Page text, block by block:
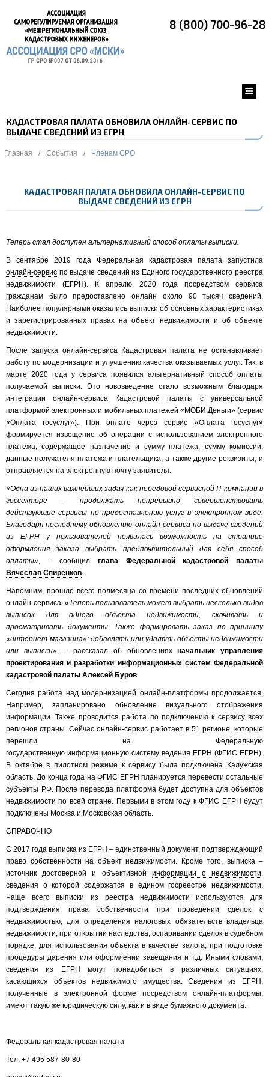
8 (800) 700-96-28
КАДАСТРОВАЯ ПАЛАТА ОБНОВИЛА ОНЛАЙН-СЕРВИС ПО
ВЫДАЧЕ СВЕДЕНИЙ ИЗ ЕГРН
Главная / События / Членам СРО
КАДАСТРОВАЯ ПАЛАТА ОБНОВИЛА ОНЛАЙН-СЕРВИС ПО
ВЫДАЧЕ СВЕДЕНИЙ ИЗ ЕГРН
Теперь стал доступен альтернативный способ оплаты выписки.
В сентябре 2019 года Федеральная кадастровая палата запустила
онлайн-сервис по выдаче сведений из Единого государственного реестра
недвижимости (ЕГРН). К апрелю 2020 года посредством сервиса
гражданам было предоставлено онлайн около 90 тысяч сведений.
Наиболее популярными оказались выписки об основных характеристиках
и зарегистрированных правах на объект недвижимости и об объекте
недвижимости.
После запуска онлайн-сервиса Кадастровая палата не останавливает
работу по модернизации и улучшению качества оказываемых услуг. Так, в
марте 2020 года у сервиса появился альтернативный способ оплаты
получаемой выписки. Это нововведение стало возможным благодаря
интеграции онлайн-сервиса Кадастровой палаты с универсальной
платформой электронных и мобильных платежей «МОБИ.Деньги» (сервис
«Оплата госуслуг»). При оплате через сервис «Оплата госуслуг»
формируется извещение об операции с использованием электронного
платежа, содержащее назначение и сумму платежа, сумму комиссии,
данные получателя платежа и плательщика, а также другие реквизиты, и
отправляется на электронную почту заявителя.
«Одна из наших важнейших задач как передовой сервисной IT-компании в
госсекторе – продолжать непрерывно совершенствовать
действующие сервисы по предоставлению услуг в электронном виде.
Благодаря последнему обновлению онлайн-сервисапо выдаче сведений
из ЕГРН у пользователей появилась возможность на странице
оформления заказа выбрать предпочтительный для себя способ
оплаты», – сообщил глава Федеральной кадастровой палаты
Вячеслав Спиренков.
Напомним, прошло всего полмесяца со времени последних обновлений
онлайн-сервиса. «Теперь пользователь может выбрать несколько видов
выписок для одного объекта недвижимости, скачивать и
просматривать документы. Также формировать заказ по принципу
«интернет-магазина»: добавлять или удалять объекты недвижимости
или выписки», – рассказал об обновленияхначальник управления
проектирования и разработки информационных систем Федеральной
кадастровой палаты Алексей Буров.
Сегодня работа над модернизацией онлайн-платформы продолжается.
Например, запланировано обновление визуального отображения
информации. Также проводится работа по подключению к сервису всех
регионов страны. Сейчас онлайн-сервис работает в 51 регионе, которые
перешли на Федеральную
государственную информационную систему ведения ЕГРН (ФГИС ЕГРН).
В октябре в пилотном режиме к сервису была подключена Калужская
область. До конца года на ФГИС ЕГРН планируется перевести остальные
субъекты РФ. После перевода платформа будет доступна для объектов
недвижимости по всей стране. Первыми в этом году к ФГИС ЕГРН будут
подключены Москва и Московская область.
СПРАВОЧНО
С 2017 года выписка из ЕГРН – единственный документ, подтверждающий
право собственности на объект недвижимости. Кроме того, выписка –
источник достоверной и объективной информации о недвижимости,
сведения о которой содержатся в едином госреестре недвижимости.
Чаще всего выписки из реестра недвижимости используются для
подтверждения права собственности при проведении сделок с
недвижимостью, для определения налоговых обязательств владельца
недвижимости, при открытии наследства, оспаривании сделок в судебном
порядке, для использования объекта в качестве залога, при подготовке
процедуры дарения или оформлении завещания и т.д. Иными словами,
сведения из ЕГРН могут понадобиться в различных ситуациях,
касающихся объектов недвижимого имущества. Сведения из ЕГРН,
полученные в электронной форме посредством онлайн-платформы,
имеют такую же юридическую силу, как и в виде бумажного документа.
Федеральная кадастровая палата
Тел. +7 495 587-80-80